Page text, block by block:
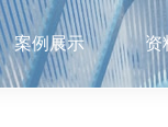
案例展示 资